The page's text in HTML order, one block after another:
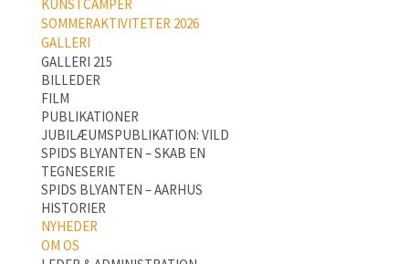
KUNSTCAMPER
SOMMERAKTIVITETER 2026
GALLERI
GALLERI 215
BILLEDER
FILM
PUBLIKATIONER
JUBILÆUMSPUBLIKATION: VILD
SPIDS BLYANTEN – SKAB EN
TEGNESERIE
SPIDS BLYANTEN – AARHUS
HISTORIER
NYHEDER
OM OS